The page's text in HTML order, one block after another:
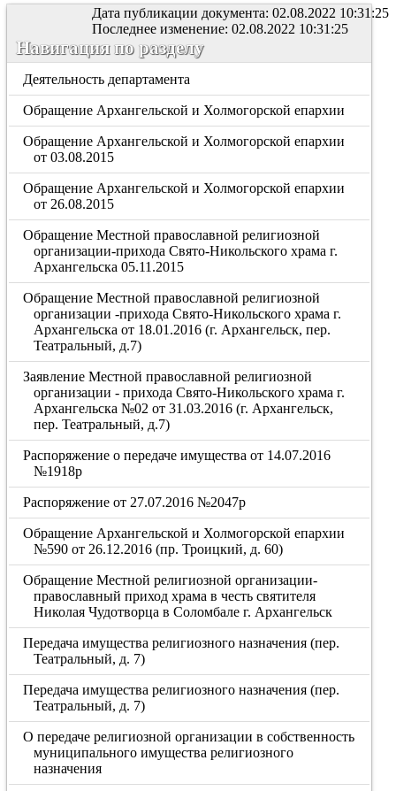
Дата публикации документа: 02.08.2022 10:31:25
Последнее изменение: 02.08.2022 10:31:25
Навигация по разделу
Деятельность департамента
Обращение Архангельской и Холмогорской епархии
Обращение Архангельской и Холмогорской епархии
от 03.08.2015
Обращение Архангельской и Холмогорской епархии
от 26.08.2015
Обращение Местной православной религиозной
организации-прихода Свято-Никольского храма г.
Архангельска 05.11.2015
Обращение Местной православной религиозной
организации -прихода Свято-Никольского храма г.
Архангельска от 18.01.2016 (г. Архангельск, пер.
Театральный, д.7)
Заявление Местной православной религиозной
организации - прихода Свято-Никольского храма г.
Архангельска №02 от 31.03.2016 (г. Архангельск,
пер. Театральный, д.7)
Распоряжение о передаче имущества от 14.07.2016
№1918р
Распоряжение от 27.07.2016 №2047р
Обращение Архангельской и Холмогорской епархии
№590 от 26.12.2016 (пр. Троицкий, д. 60)
Обращение Местной религиозной организации-
православный приход храма в честь святителя
Николая Чудотворца в Соломбале г. Архангельск
Передача имущества религиозного назначения (пер.
Театральный, д. 7)
Передача имущества религиозного назначения (пер.
Театральный, д. 7)
О передаче религиозной организации в собственность
муниципального имущества религиозного
назначения